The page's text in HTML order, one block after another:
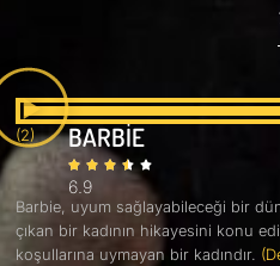
(2) BARBİE
6.9
Barbie, uyum sağlayabileceği bir
çıkan bir kadının hikayesini konu
koşullarına uymayan bir kadındır.